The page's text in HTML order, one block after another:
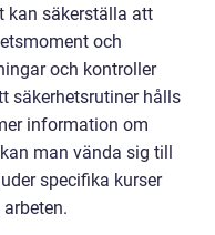
kan säkerställa att
och
och kontroller
säkerhetsrutiner hålls
information om
man vända sig till
specifika kurser